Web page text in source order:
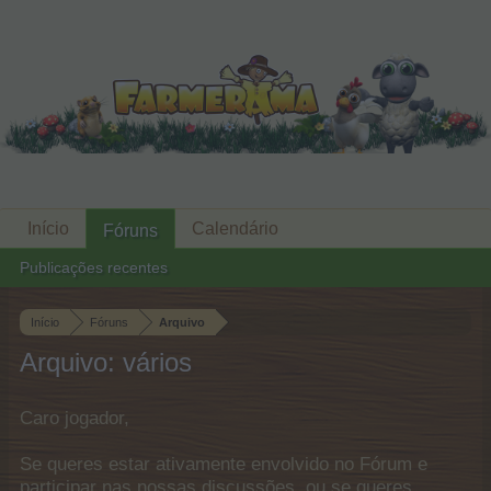
Início Fóruns Arquivo
Arquivo: vários
Caro jogador,
Se queres estar ativamente envolvido no Fórum e
Início Fóruns
Publicações recentes
Calendário